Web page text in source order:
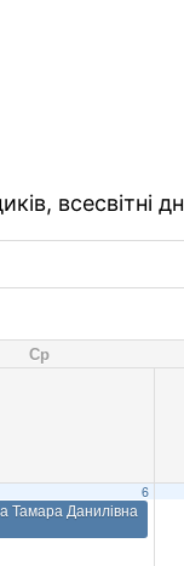
всесвітні
Ср
6
Тамара Данилівна